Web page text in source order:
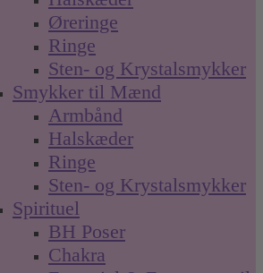
Øreringe
Ringe
Sten- og Krystalsmykker
Smykker til Mænd
Armbånd
Halskæder
Ringe
Sten- og Krystalsmykker
Spirituel
BH Poser
Chakra